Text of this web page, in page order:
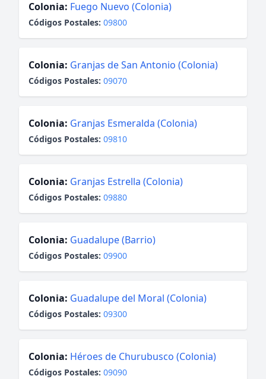
Colonia: Fuego Nuevo (Colonia)
Códigos Postales: 09800
Colonia: Granjas de San Antonio (Colonia)
Códigos Postales: 09070
Colonia: Granjas Esmeralda (Colonia)
Códigos Postales: 09810
Colonia: Granjas Estrella (Colonia)
Códigos Postales: 09880
Colonia: Guadalupe (Barrio)
Códigos Postales: 09900
Colonia: Guadalupe del Moral (Colonia)
Códigos Postales: 09300
Colonia: Héroes de Churubusco (Colonia)
Códigos Postales: 09090